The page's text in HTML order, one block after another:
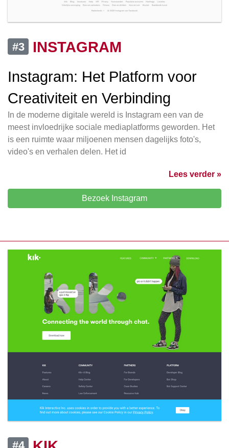
#3
INSTAGRAM
Instagram: Het Platform voor
Creativiteit en Verbinding
In de moderne digitale wereld is Instagram een van de
meest invloedrijke sociale mediaplatforms geworden. Het
is een ruimte waar miljoenen mensen dagelijks foto's,
video's en verhalen delen. Het id
Lees verder »
Bezoek Instagram
#4